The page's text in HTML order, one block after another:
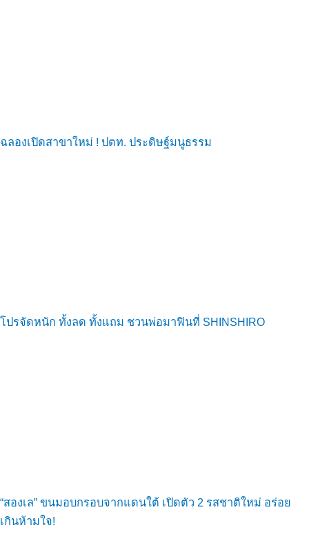
ฉลองเปิดสาขาใหม่ ! ปตท. ประดิษฐ์มนูธรรม
โปรจัดหนัก ทั้งลด ทั้งแถม ชวนพ่อมาฟินที่ SHINSHIRO
“สองเล” ขนมอบกรอบจากแดนใต้ เปิดตัว 2 รสชาติใหม่ อร่อย
เกินห้ามใจ!